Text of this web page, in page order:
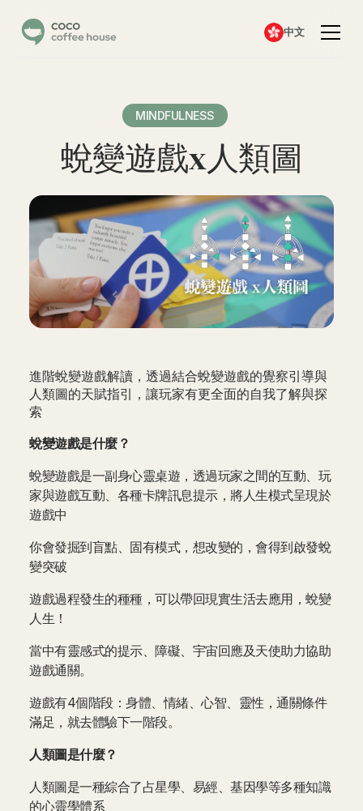
中文
MINDFULNESS
蛻變遊戲x人類圖
進階蛻變遊戲解讀，透過結合蛻變遊戲的覺察引導與
人類圖的天賦指引，讓玩家有更全面的自我了解與探
索
蛻變遊戲是什麼？
蛻變遊戲是一副身心靈桌遊，透過玩家之間的互動、玩
家與遊戲互動、各種卡牌訊息提示，將人生模式呈現於
遊戲中
你會發掘到盲點、固有模式，想改變的，會得到啟發蛻
變突破
遊戲過程發生的種種，可以帶回現實生活去應用，蛻變
人生！
當中有靈感式的提示、障礙、宇宙回應及天使助力協助
遊戲通關。
遊戲有4個階段：身體、情緒、心智、靈性，通關條件
滿足，就去體驗下一階段。
人類圖是什麼？
人類圖是一種綜合了占星學、易經、基因學等多種知識
的心靈學體系